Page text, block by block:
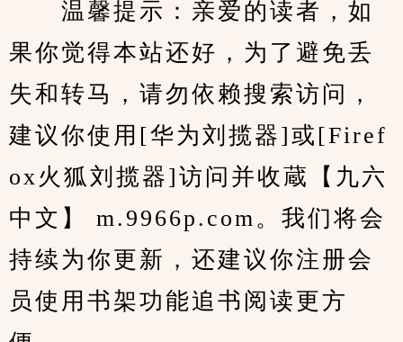
温馨提示：亲爱的读者，如
果你觉得本站还好，为了避免丢
失和转马，请勿依赖搜索访问，
建议你使用[华为刘揽器]或[Firef
ox火狐刘揽器]访问并收蔵【九六
中文】 m.9966p.com。我们将会
持续为你更新，还建议你注册会
员使用书架功能追书阅读更方